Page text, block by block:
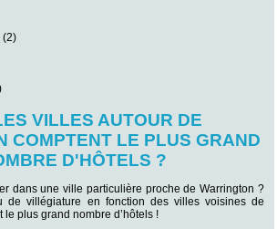
(2)
VILLES AUTOUR DE
COMPTENT LE PLUS GRAND
D'HÔTELS ?
dans une ville particulière proche de Warrington ?
de villégiature en fonction des villes voisines de
plus grand nombre d’hôtels !